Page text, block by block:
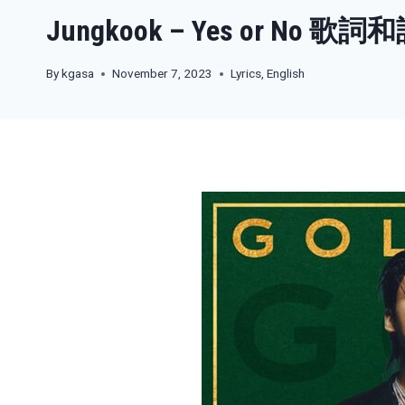
Jungkook – Yes or No 歌詞和
Bykgasa November 7, 2023 Lyrics,English